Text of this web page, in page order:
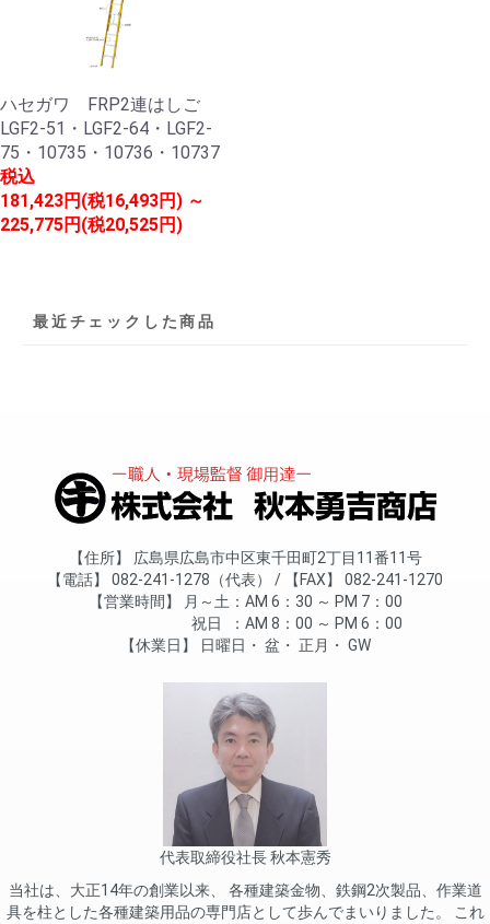
ハセガワ FRP2連はしご
LGF2-51・LGF2-64・LGF2-
75・10735・10736・10737
税込
181,423円(税16,493円) ～
225,775円(税20,525円)
最近チェックした商品
住所
広島県広島市中区東千田町2丁目11番11号
電話
082-241-1278（代表） FAX
082-241-1270
営業時間
月～土
AM 6：30 ～ PM 7：00
祝日
AM 8：00 ～ PM 6：00
休業日
日曜日 盆 正月 GW
代表取締役社長 秋本憲秀
当社は、大正14年の創業以来、 各種建築金物、鉄鋼2次製品、作業道
具を柱とした各種建築用品の専門店として歩んでまいりました。 これ